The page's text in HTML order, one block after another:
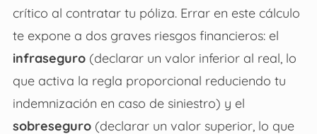
crítico al contratar tu póliza. Errar en este cálculo
te expone a dos graves riesgos financieros: el
infraseguro(declarar un valor inferior al real, lo
que activa la regla proporcional reduciendo tu
indemnización en caso de siniestro) y el
sobreseguro(declarar un valor superior, lo que